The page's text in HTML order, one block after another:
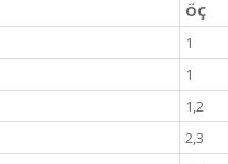
ÖÇ
1
1
1,2
2,3